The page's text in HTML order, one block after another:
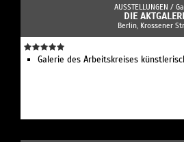
AUSSTELLUNGEN /
DIE
Berlin, Krossener
Galerie des Arbeitskreises